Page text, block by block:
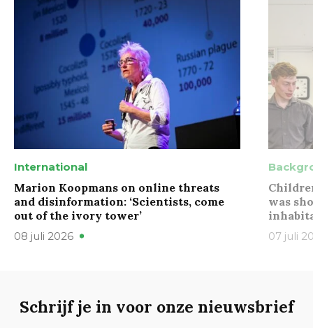
International
Marion Koopmans on online threats
and disinformation: ‘Scientists, come
out of the ivory tower’
08 juli 2026
was
07 juli
Schrijf je in voor onze nieuwsbrief